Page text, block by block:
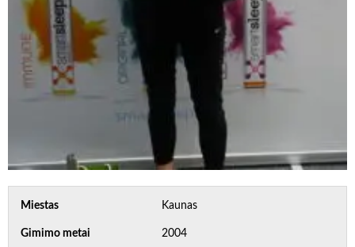
Miestas Kaunas
Gimimo metai 2004